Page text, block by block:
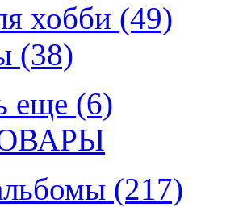
хобби (49)
(38)
еще (6)
(217)